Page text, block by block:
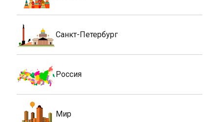
Санкт-Петербург
Россия
Мир